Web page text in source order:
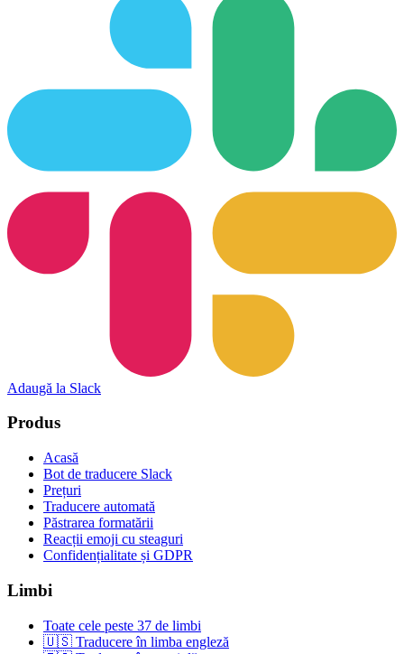
Adaugă la Slack
Produs
Acasă
Bot de traducere Slack
Prețuri
Traducere automată
Păstrarea formatării
Reacții emoji cu steaguri
Confidențialitate și GDPR
Limbi
Toate cele peste 37 de limbi
🇺🇸 Traducere în limba engleză